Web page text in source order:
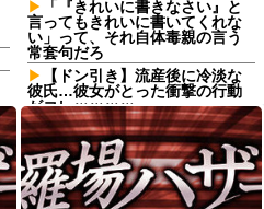
「『きれいに書きなさい』と
言ってもきれいに書いてくれな
い」って、それ自体毒親の言う
常套句だろ
【ドン引き】流産後に冷淡な
彼氏…彼女がとった衝撃の行動
がコレｗｗｗｗ
日頃からセクハラ三昧で毎回
周囲に〆られても反省しないウ
トに、とうとう後ろから抱きつ
かれて胸を掴まれた → 私は肘で
ウトの腹を思い切りどついて、○